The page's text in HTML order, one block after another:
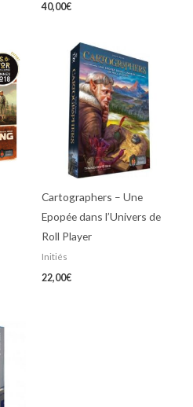
40,00€
Cartographers – Une
Epopée dans l’Univers de
Roll Player
Initiés
22,00€